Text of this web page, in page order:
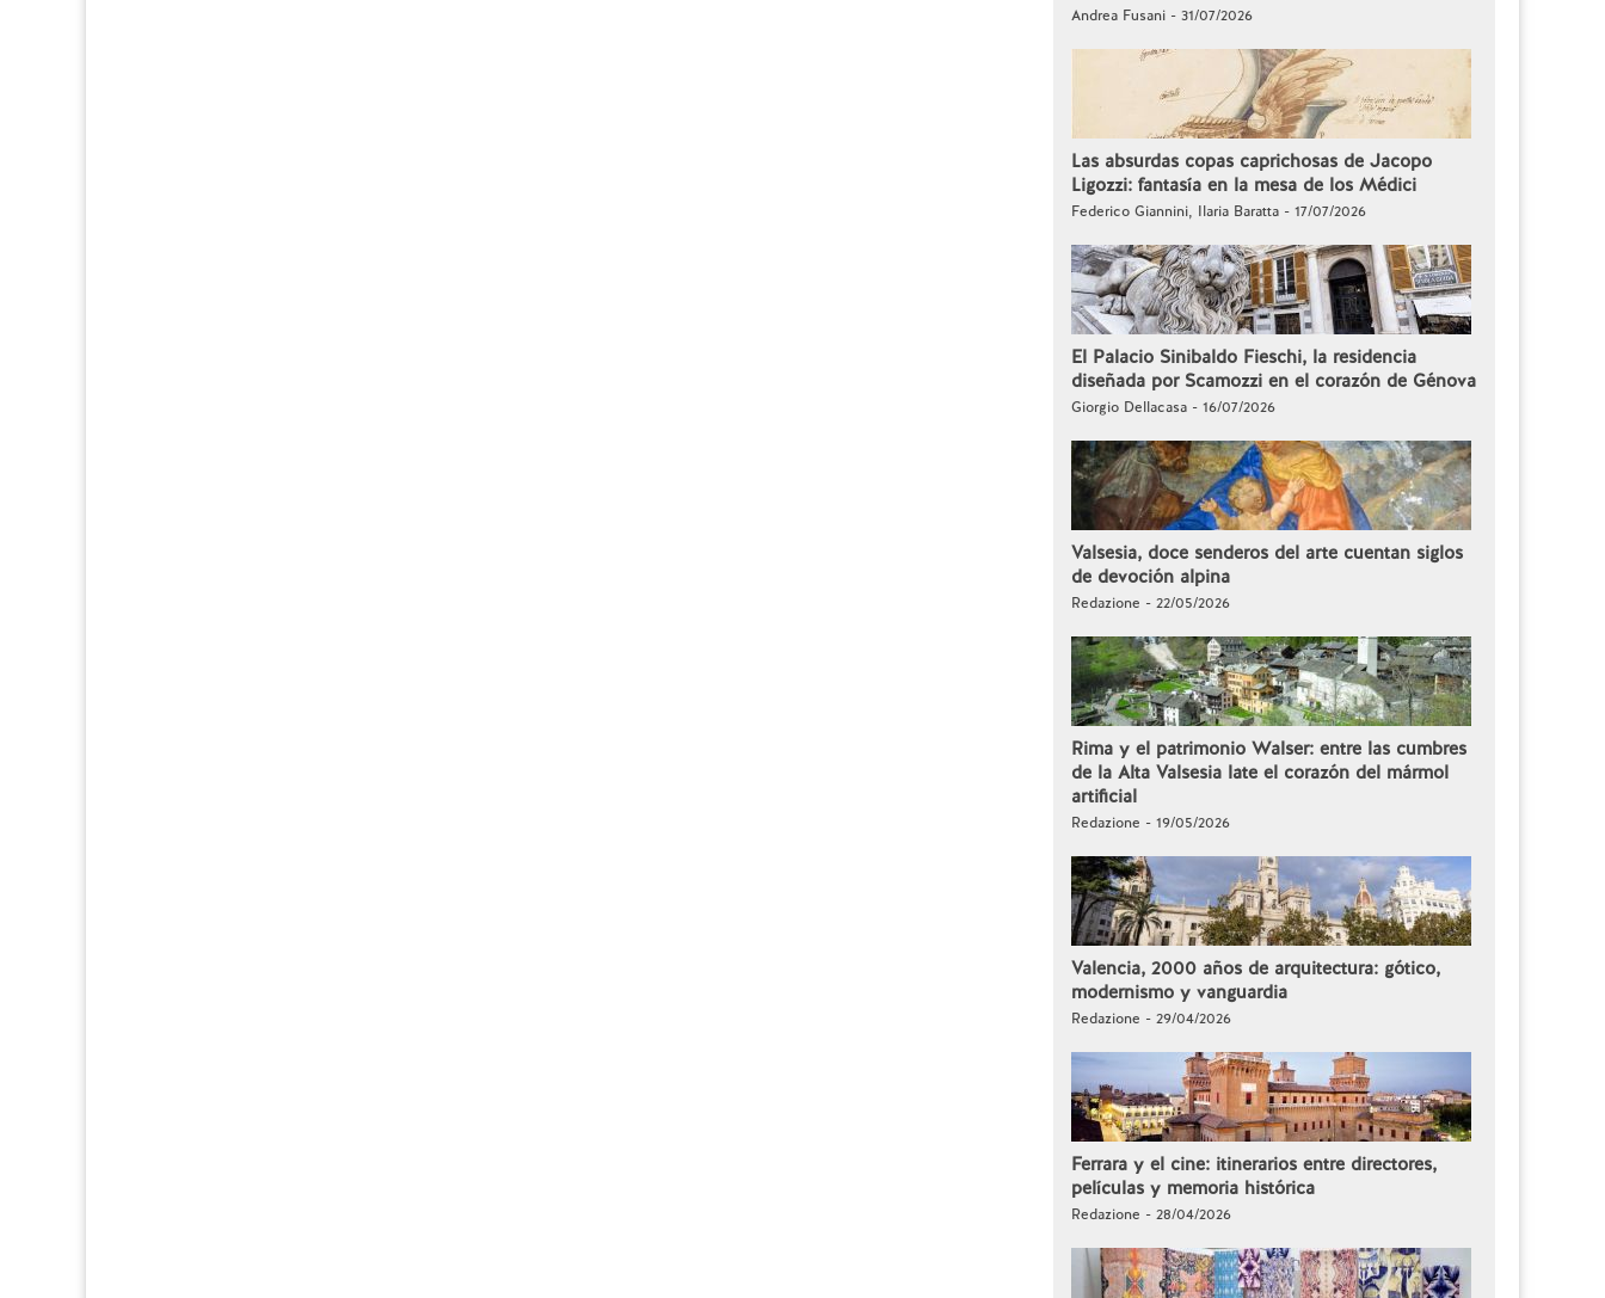
Andrea Fusani - 31/07/2026
Las absurdas copas caprichosas de Jacopo
Ligozzi: fantasía en la mesa de los Médici
Federico Giannini, Ilaria Baratta - 17/07/2026
El Palacio Sinibaldo Fieschi, la residencia
diseñada por Scamozzi en el corazón de Génova
Giorgio Dellacasa - 16/07/2026
Valsesia, doce senderos del arte cuentan siglos
de devoción alpina
Redazione - 22/05/2026
Rima y el patrimonio Walser: entre las cumbres
de la Alta Valsesia late el corazón del mármol
artificial
Redazione - 19/05/2026
Valencia, 2000 años de arquitectura: gótico,
modernismo y vanguardia
Redazione - 29/04/2026
Ferrara y el cine: itinerarios entre directores,
películas y memoria histórica
Redazione - 28/04/2026